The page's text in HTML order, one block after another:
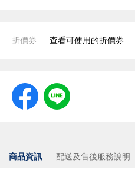
折價券 查看可使用的折價券
商品資訊 配送及售後服務說明